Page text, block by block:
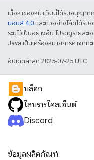
เนื้อหาของหน้าเว็บนี้ได้รับอนุญาต
มอนส์ 4.0 และตัวอย่างโค้ดได้รับ
ระบุไว้เป็นอย่างอื่น โปรดดูรายละเ
Java เป็นเครื่องหมายการค้าจดท
อัปเดตล่าสุด 2025-07-25 UTC
บล็อก
ไลบรารีไคลเอ็นต์
Discord
ข้อมูลผลิตภัณฑ์